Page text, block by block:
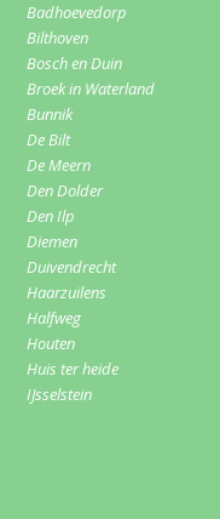
Badhoevedorp
Bilthoven
Bosch en Duin
Broek in Waterland
Bunnik
De Bilt
De Meern
Den Dolder
Den Ilp
Diemen
Duivendrecht
Haarzuilens
Halfweg
Houten
Huis ter heide
IJsselstein